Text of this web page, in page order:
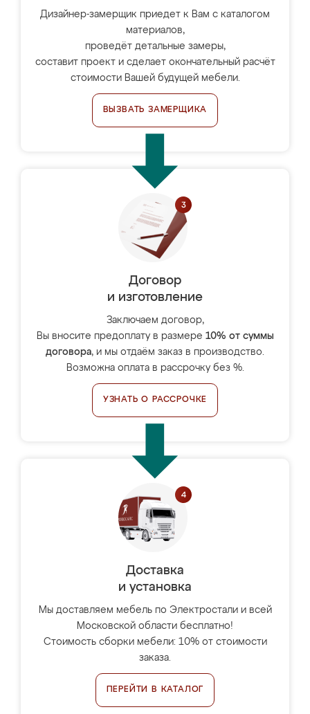
Дизайнер-замерщик приедет к Вам с каталогом
материалов,
проведёт детальные замеры,
составит проект и сделает окончательный расчёт
стоимости Вашей будущей мебели.
ВЫЗВАТЬ ЗАМЕРЩИКА
Договор
и изготовление
Заключаем договор,
Вы вносите предоплату в размере 10% от суммы
договора, и мы отдаём заказ в производство.
Возможна оплата в рассрочку без %.
УЗНАТЬ О РАССРОЧКЕ
Доставка
и установка
Мы доставляем мебель по Электростали и всей
Московской области бесплатно!
Стоимость сборки мебели: 10% от стоимости
заказа.
ПЕРЕЙТИ В КАТАЛОГ